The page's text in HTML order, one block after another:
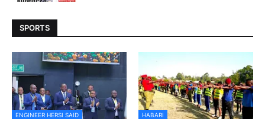
SPORTS
ENGINEER HERSI SAID HABARI